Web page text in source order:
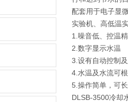
配套用于电子显
实验机、高低温
1.噪音低、控温
2.数字显示水温
3.设有自动控制
4.水温及水流可
5.操作简单，可
DLSB-3500冷却